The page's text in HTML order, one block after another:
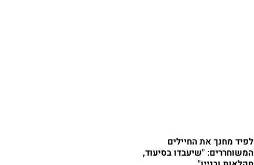
לפיד מחנך את החיילים
המשוחררים: "שיעבדו בסיעוד,